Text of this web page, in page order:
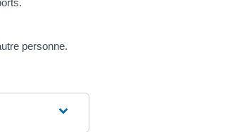
personne.